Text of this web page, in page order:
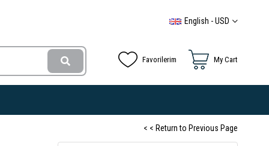
English - USD
My Cart
Favorilerim
< < Return to Previous Page